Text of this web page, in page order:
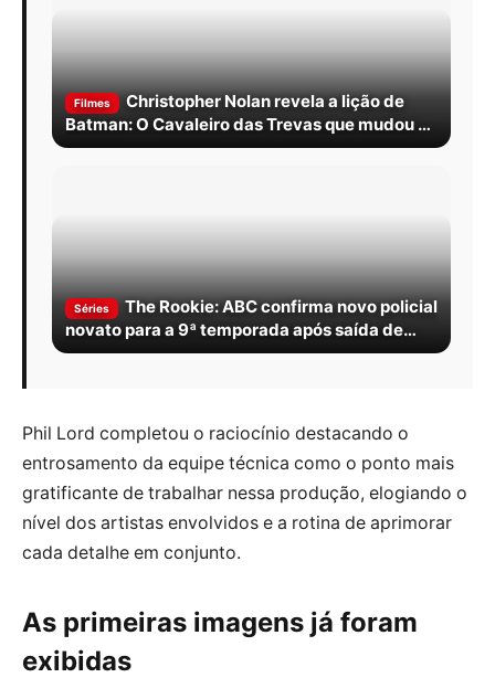
Filmes
Christopher Nolan revela a lição de
Batman: O Cavaleiro das Trevas que mudou A
Odisseia
Séries
The Rookie: ABC confirma novo policial
novato para a 9ª temporada após saída de
Miles Penn
Phil Lord completou o raciocínio destacando o
entrosamento da equipe técnica como o ponto mais
gratificante de trabalhar nessa produção, elogiando o
nível dos artistas envolvidos e a rotina de aprimorar
cada detalhe em conjunto.
As primeiras imagens já foram
exibidas